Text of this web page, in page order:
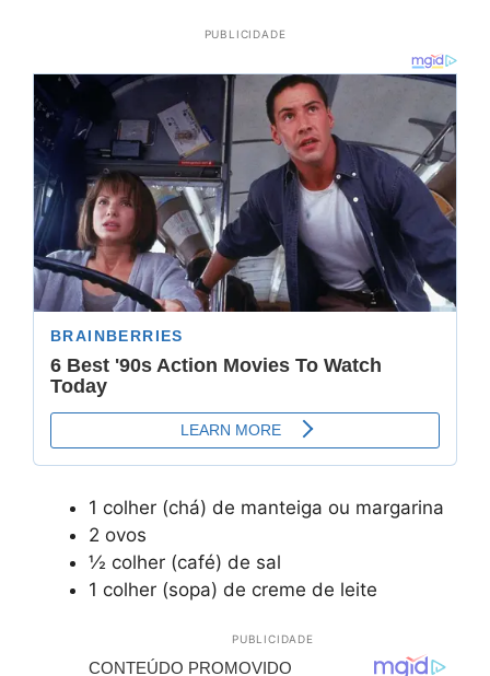
PUBLICIDADE
1 colher (chá) de manteiga ou margarina
2 ovos
½ colher (café) de sal
1 colher (sopa) de creme de leite
PUBLICIDADE